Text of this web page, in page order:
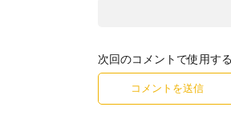
次回のコメントで使用す